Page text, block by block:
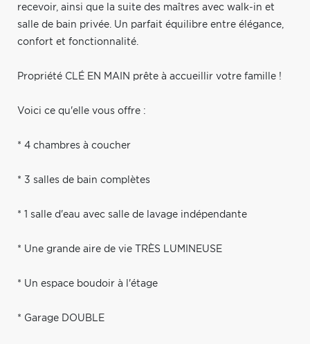
recevoir, ainsi que la suite des maîtres avec walk-in et
salle de bain privée. Un parfait équilibre entre élégance,
confort et fonctionnalité.
Propriété CLÉ EN MAIN prête à accueillir votre famille !
Voici ce qu'elle vous offre :
* 4 chambres à coucher
* 3 salles de bain complètes
* 1 salle d'eau avec salle de lavage indépendante
* Une grande aire de vie TRÈS LUMINEUSE
* Un espace boudoir à l'étage
* Garage DOUBLE